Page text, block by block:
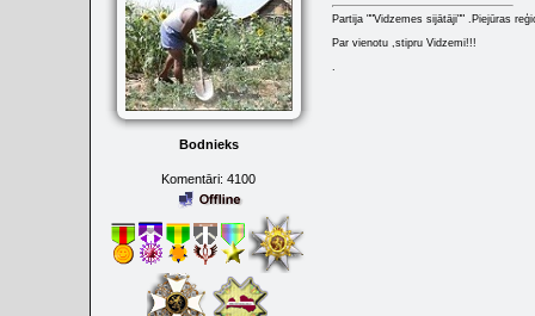
Bodnieks
Komentāri: 4100
Partija ""Vidzemes sijātāji"" .Piejūras
Par vienotu ,stipru Vidzemi!!!
.